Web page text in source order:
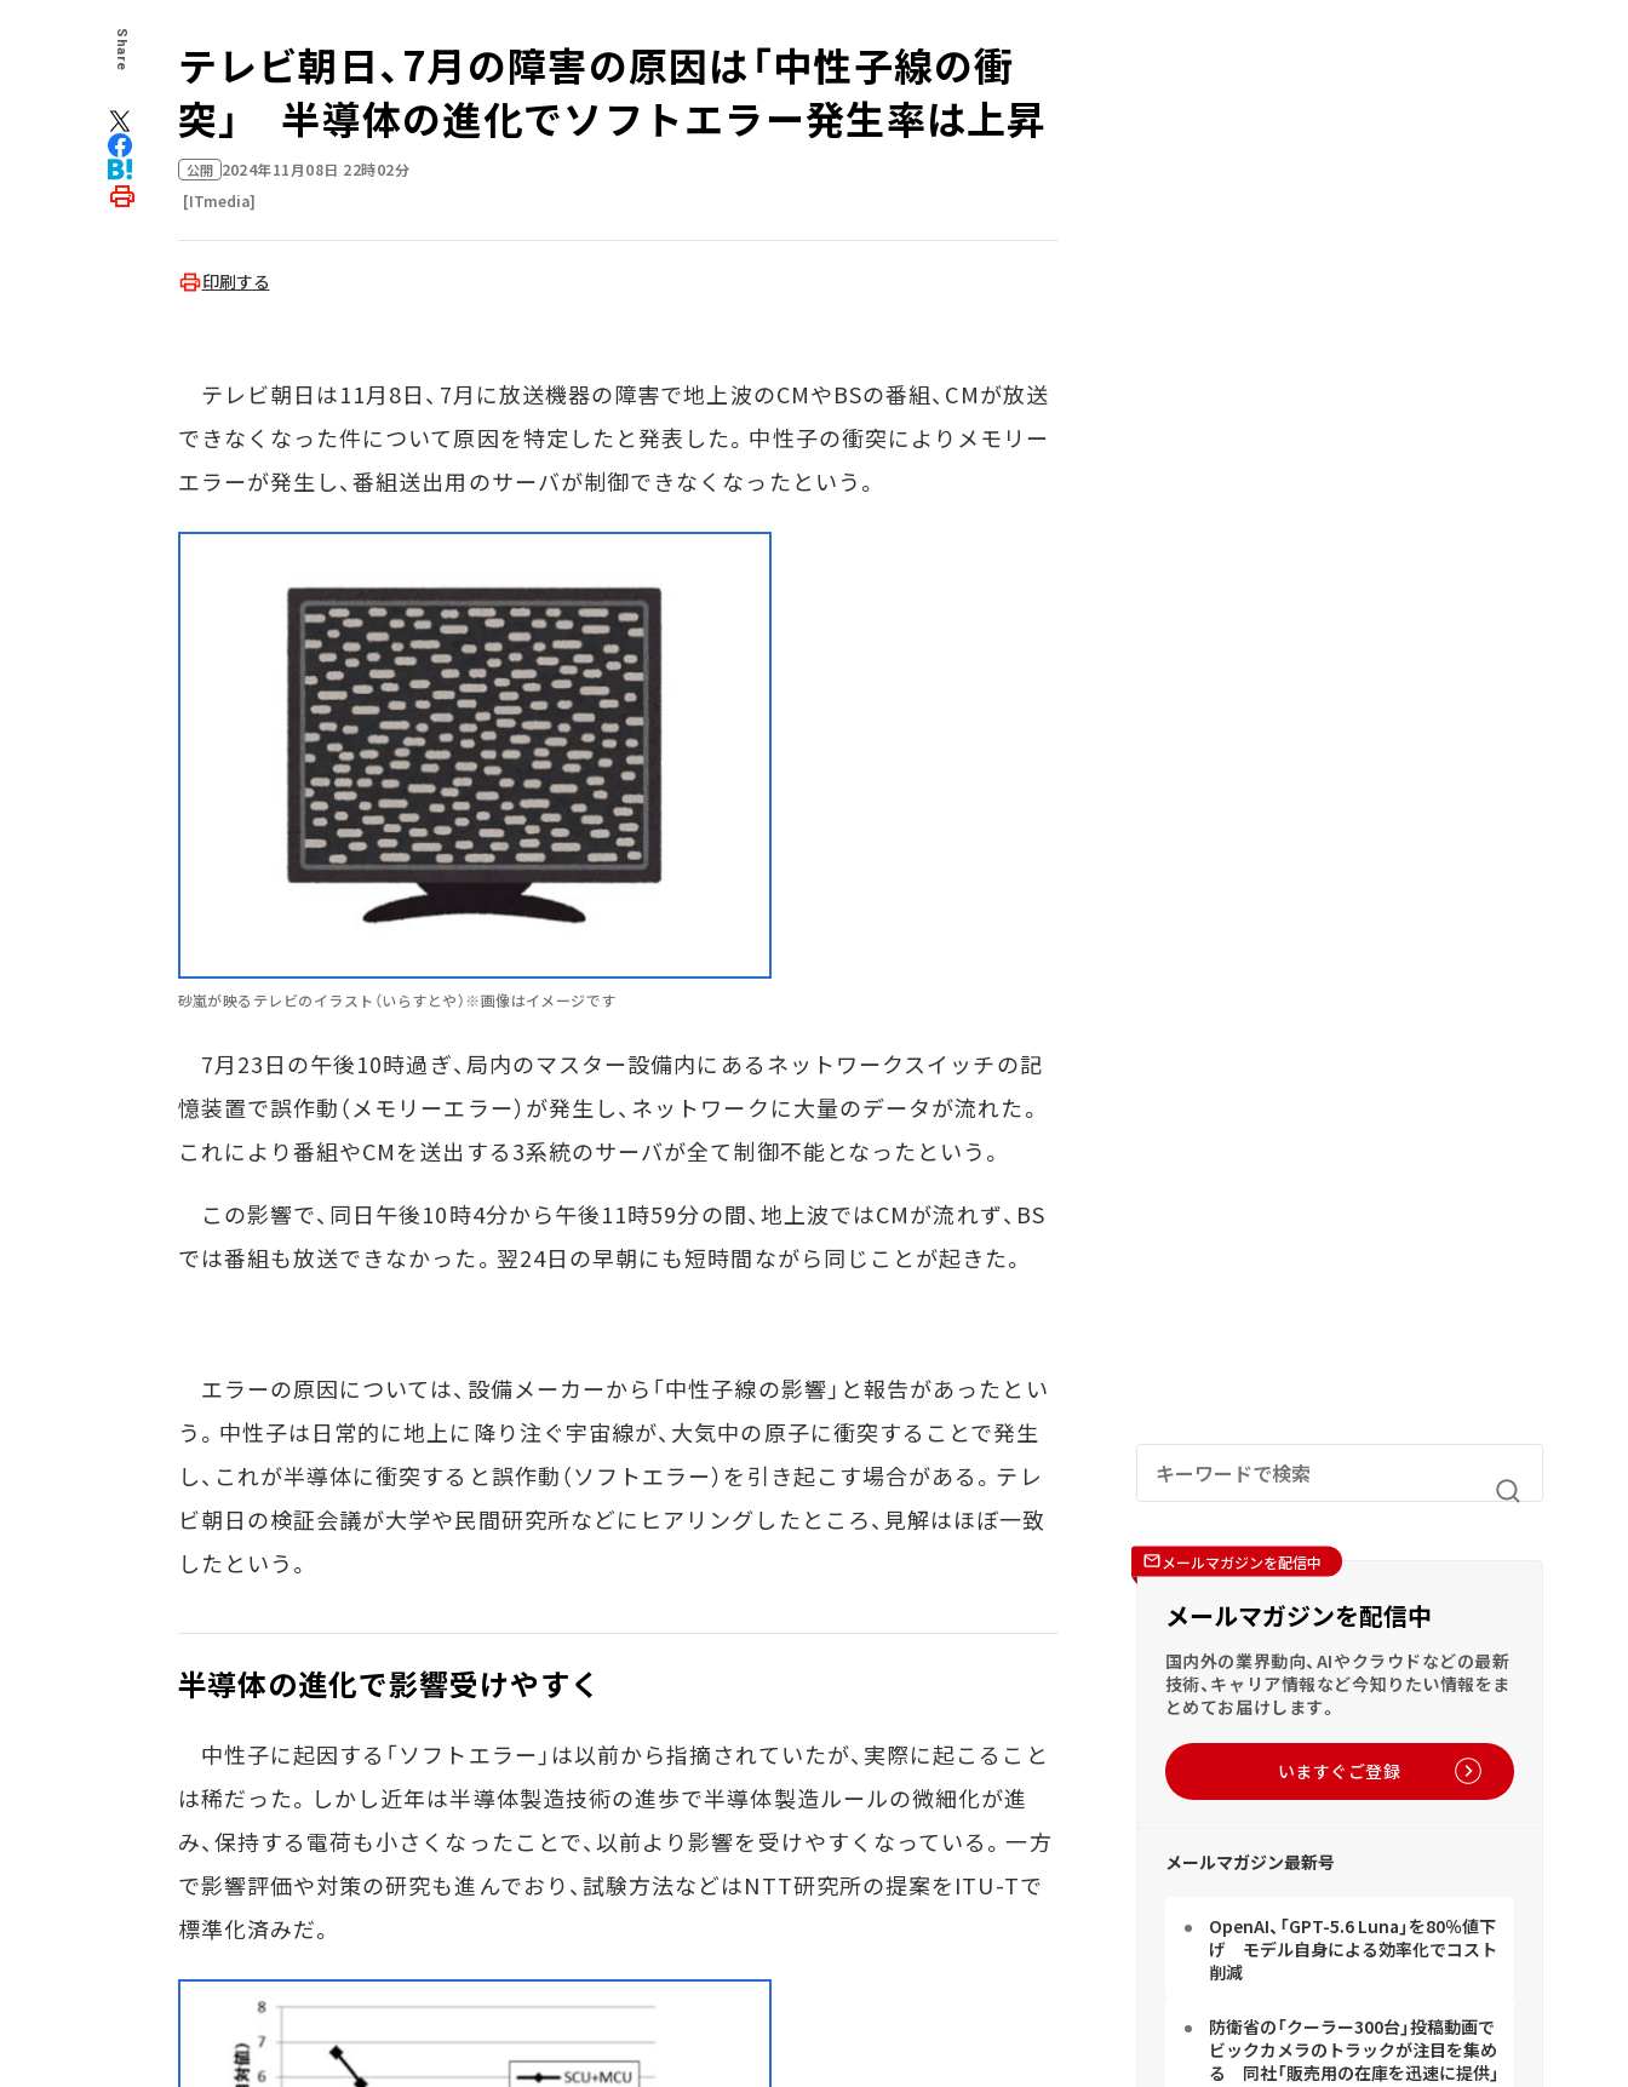
Share
テレビ朝日、7月の障害の原因は「中性子線の衝
突」 半導体の進化でソフトエラー発生率は上昇
公開 2024年11月08日 22時02分
[ITmedia]
印刷する
テレビ朝日は11月8日、7月に放送機器の障害で地上波のCMやBSの番組、CMが放送
できなくなった件について原因を特定したと発表した。中性子の衝突によりメモリー
エラーが発生し、番組送出用のサーバが制御できなくなったという。
砂嵐が映るテレビのイラスト（いらすとや）※画像はイメージです
7月23日の午後10時過ぎ、局内のマスター設備内にあるネットワークスイッチの記
憶装置で誤作動（メモリーエラー）が発生し、ネットワークに大量のデータが流れた。
これにより番組やCMを送出する3系統のサーバが全て制御不能となったという。
この影響で、同日午後10時4分から午後11時59分の間、地上波ではCMが流れず、BS
では番組も放送できなかった。翌24日の早朝にも短時間ながら同じことが起きた。
エラーの原因については、設備メーカーから「中性子線の影響」と報告があったとい
う。中性子は日常的に地上に降り注ぐ宇宙線が、大気中の原子に衝突することで発生
し、これが半導体に衝突すると誤作動（ソフトエラー）を引き起こす場合がある。テレ
ビ朝日の検証会議が大学や民間研究所などにヒアリングしたところ、見解はほぼ一致
したという。
半導体の進化で影響受けやすく
中性子に起因する「ソフトエラー」は以前から指摘されていたが、実際に起こること
は稀だった。しかし近年は半導体製造技術の進歩で半導体製造ルールの微細化が進
み、保持する電荷も小さくなったことで、以前より影響を受けやすくなっている。一方
で影響評価や対策の研究も進んでおり、試験方法などはNTT研究所の提案をITU-Tで
標準化済みだ。
メールマガジンを配信中
メールマガジンを配信中
国内外の業界動向、AIやクラウドなどの最新
技術、キャリア情報など今知りたい情報をま
とめてお届けします。
いますぐご登録
メールマガジン最新号
OpenAI、「GPT-5.6 Luna」を80％値下
げ モデル自身による効率化でコスト
削減
防衛省の「クーラー300台」投稿動画で
ビックカメラのトラックが注目を集め
る 同社「販売用の在庫を迅速に提供」